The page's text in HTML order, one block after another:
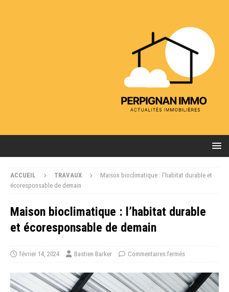
ACCUEIL TRAVAUX
Maison bioclimatique : l’habitat durable et
écoresponsable de demain
Maison bioclimatique : l’habitat durable
et écoresponsable de demain
février 14, 2024 Bastien Barker Commentaires fermés